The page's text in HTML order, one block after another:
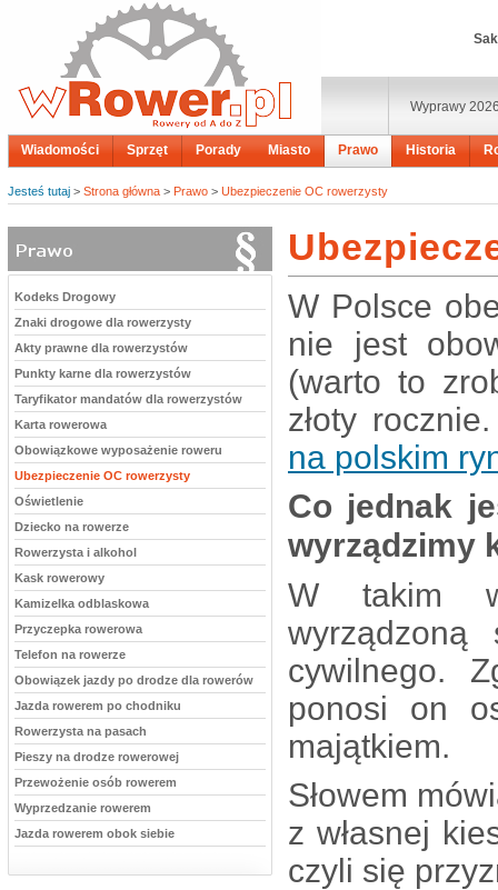
Wyprawy
Wiadomości Sprzęt Porady Miasto Prawo Historia
Jesteś tutaj > Strona główna > Prawo > Ubezpieczenie OC rowerzysty
Kodeks Drogowy
Znaki drogowe dla rowerzysty
Akty prawne dla rowerzystów
Punkty karne dla rowerzystów
Taryfikator mandatów dla rowerzystów
Karta rowerowa
Obowiązkowe wyposażenie roweru
Ubezpieczenie OC rowerzysty
Oświetlenie
Dziecko na rowerze
Rowerzysta i alkohol
Kask rowerowy
Kamizelka odblaskowa
Przyczepka rowerowa
Telefon na rowerze
Obowiązek jazdy po drodze dla rowerów
Jazda rowerem po chodniku
Rowerzysta na pasach
Pieszy na drodze rowerowej
Przewożenie osób rowerem
Wyprzedzanie rowerem
Jazda rowerem obok siebie
W Polsce
nie jest
(warto to
złoty
na polskim
Co jednak
wyrządzimy
W takim
cywilnego.
ponosi on
majątkiem.
Słowem
z własnej
czyli się